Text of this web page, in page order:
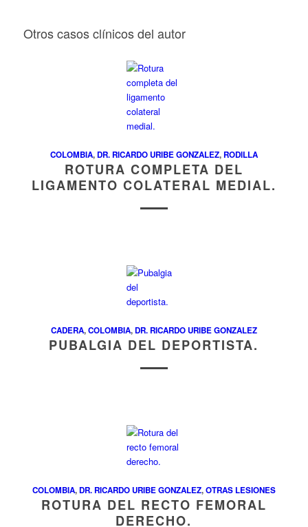
Otros casos clínicos del autor
COLOMBIA,DR. RICARDO URIBE GONZALEZ, RODILLA
ROTURA COMPLETA DEL
LIGAMENTO COLATERAL MEDIAL.
CADERA,COLOMBIA,DR. RICARDO URIBE GONZALEZ
PUBALGIA DEL DEPORTISTA.
COLOMBIA,DR. RICARDO URIBE GONZALEZ,OTRAS LESIONES
ROTURA DEL RECTO FEMORAL
DERECHO.